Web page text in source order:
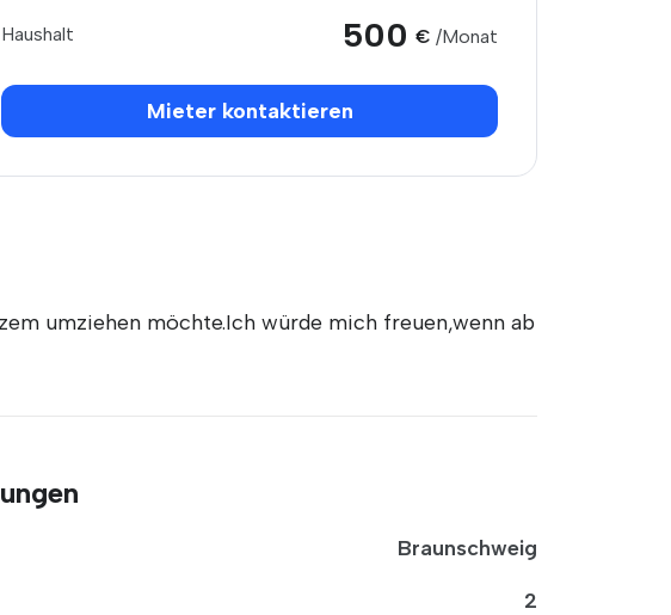
Haushalt 500 € /Monat
Mieter kontaktieren
umziehen möchte.Ich würde mich freuen,wenn ab
Braunschweig
2